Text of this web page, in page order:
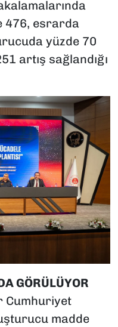
476, esrarda
yüzde 70
artış sağlandığı
GÖRÜLÜYOR
Cumhuriyet
madde